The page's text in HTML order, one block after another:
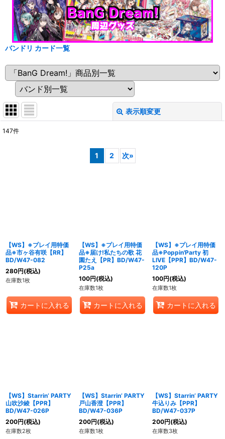
バンドリ カード一覧
表示順変更
147件
1 2 次»
【WS】※プレイ用特価
品※市ヶ谷有咲【RR】
BD/W47-082
280円(税込)
在庫数1枚
カートに入れる
【WS】※プレイ用特価
品※届け!私たちの歌 花
園たえ【PR】BD/W47-
P25a
100円(税込)
在庫数1枚
カートに入れる
【WS】※プレイ用特価
品※Poppin'Party 初
LIVE【PPR】BD/W47-
120P
100円(税込)
在庫数1枚
カートに入れる
【WS】Starrin’ PARTY
山吹沙綾【PPR】
BD/W47-026P
200円(税込)
在庫数2枚
【WS】Starrin’ PARTY
戸山香澄【PPR】
BD/W47-036P
200円(税込)
在庫数1枚
【WS】Starrin’ PARTY
牛込りみ【PPR】
BD/W47-037P
200円(税込)
在庫数3枚